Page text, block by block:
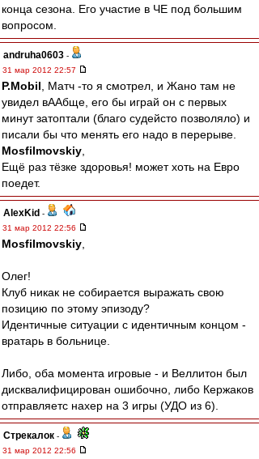
конца сезона. Его участие в ЧЕ под большим
вопросом.
andruha0603 -
31 мар 2012 22:57
P.Mobil , Матч -то я смотрел, и Жано там не
увидел вААбще, его бы играй он с первых
минут затоптали (благо судейсто позволяло) и
писали бы что менять его надо в перерыве.
Mosfilmovskiy
Ещё раз тёзке здоровья! может хоть на Евро
поедет.
AlexKid -
31 мар 2012 22:56
Mosfilmovskiy
Олег!
Клуб никак не собирается выражать свою
позицию по этому эпизоду?
Идентичные ситуации с идентичным концом -
вратарь в больнице.
Либо, оба момента игровые - и Веллитон был
дисквалифицирован ошибочно, либо Кержаков
отправляетс нахер на 3 игры (УДО из 6).
Стрекалок -
31 мар 2012 22:56